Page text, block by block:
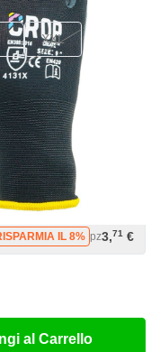
XXL
IL 2%
IL 5%
IL 8% pz3,71 €
al Carrello